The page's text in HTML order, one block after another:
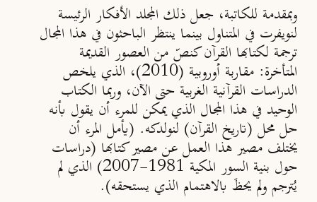
وبمقدمة للكاتبة، جعل ذلك المجلد الأفكار الرئيسة
لنويفرت في المتناول بينما ينتظر الباحثون في هذا المجال
ترجمة لكتابها القرآن كنصّ من العصور القديمة
المتأخرة: مقاربة أوروبية (2010)، الذي يلخص
الدراسات القرآنية الغربية حتى الآن، وربما الكتاب
الوحيد في هذا المجال الذي يمكن للمرء أن يقول بأنه
حل محل (تاريخ القرآن) لنولدكه. (يأمل المرء أن
يختلف مصير هذا العمل عن مصير كتابها (دراسات
حول بنية السور المكية 1981
- 2007) الذي لم
يُترجم ولم يحظَ بالاهتمام الذي يستحقه).